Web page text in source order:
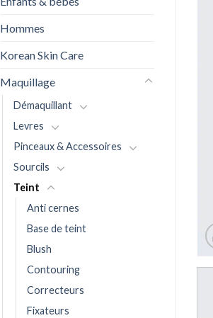
Hommes
Korean Skin Care
Maquillage
Démaquillant
Levres
Pinceaux & Accessoires
Sourcils
Teint
Anti cernes
Base de teint
Blush
Contouring
Correcteurs
Fixateurs